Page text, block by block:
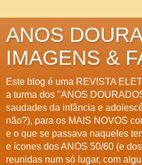
ANOS
IMAGENS &
Este blog é uma REVISTA
a turma dos "ANOS
saudades da infância e
não?), para os MAIS NOVOS
e o que se passava naqueles
e ícones dos ANOS 50/60 (e
reunidas num só lugar, com